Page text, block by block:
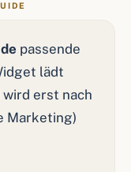
passende
lädt
wird erst nach
Marketing)